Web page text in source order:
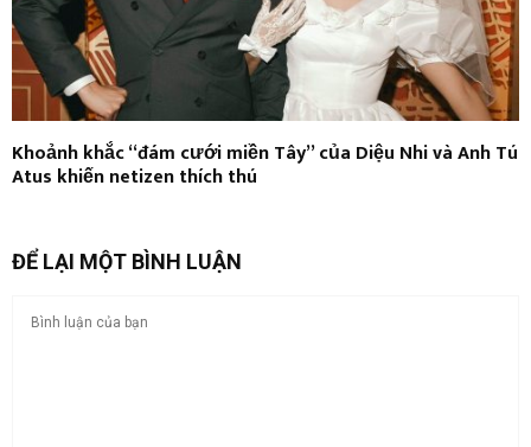
Khoảnh khắc “đám cưới miền Tây” của Diệu Nhi và Anh Tú
Atus khiến netizen thích thú
ĐỂ LẠI MỘT BÌNH LUẬN